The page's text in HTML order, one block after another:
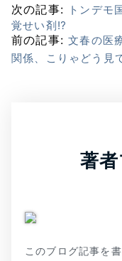
次の記事:
トンデモ
覚せい剤⁉
前の記事:文春の医
関係、こりゃどう見
著
このブログ記事を